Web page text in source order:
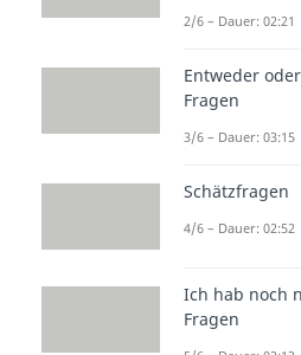
Auf den
Städte aus
Durbanund
allen drei
Nur ein
fühlt sich
2/6 – Dauer: 02:21
Entweder oder
Fragen
3/6 – Dauer: 03:15
Schätzfragen
4/6 – Dauer: 02:52
Ich hab noch
Fragen